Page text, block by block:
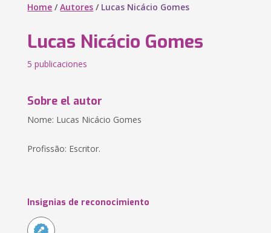
Home /Autores / Lucas Nicácio Gomes
Lucas Nicácio Gomes
5 publicaciones
Sobre el autor
Nome: Lucas Nicácio Gomes
Profissão: Escritor.
Insignias de reconocimiento